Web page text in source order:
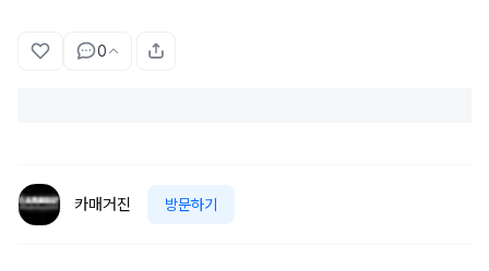
0
카매거진 방문하기